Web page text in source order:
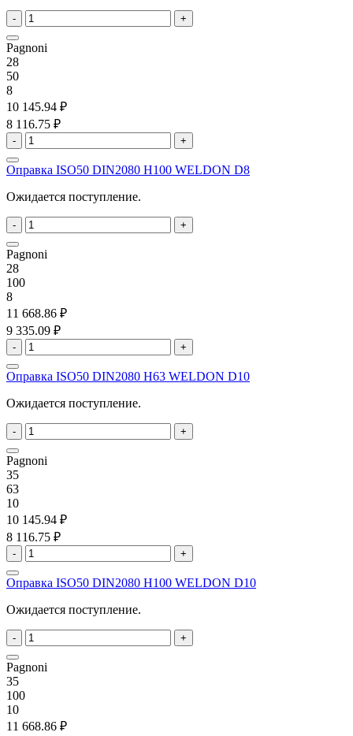
- +
Pagnoni
28
50
8
10 145.94 ₽
8 116.75 ₽
- +
Оправка ISO50 DIN2080 H100 WELDON D8
Ожидается поступление.
- +
Pagnoni
28
100
8
11 668.86 ₽
9 335.09 ₽
- +
Оправка ISO50 DIN2080 H63 WELDON D10
Ожидается поступление.
- +
Pagnoni
35
63
10
10 145.94 ₽
8 116.75 ₽
- +
Оправка ISO50 DIN2080 H100 WELDON D10
Ожидается поступление.
- +
Pagnoni
35
100
10
11 668.86 ₽